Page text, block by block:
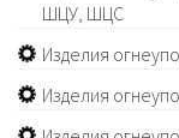
ШЦУ, ШЦС
Изделия
Изделия